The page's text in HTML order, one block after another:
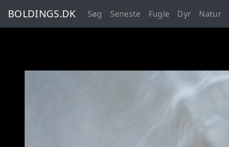
BOLDINGS.DK Søg Seneste Fugle Dyr Natur